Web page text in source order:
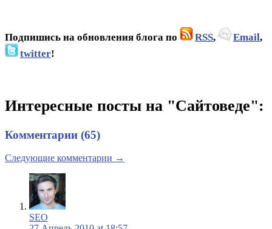
Подпишись на обновления блога по RSS, Email,
twitter!
Интересные посты на "Сайтоведе":
Комментарии (65)
Следующие комментарии →
SEO